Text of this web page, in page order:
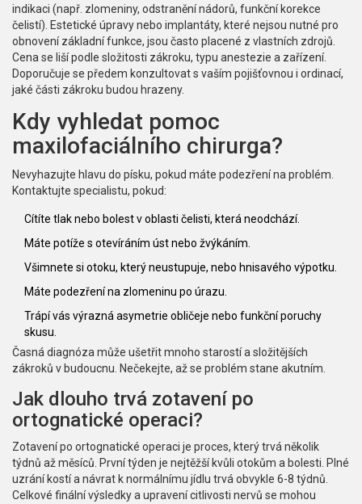
indikaci (např. zlomeniny, odstranění nádorů, funkční korekce
čelistí). Estetické úpravy nebo implantáty, které nejsou nutné pro
obnovení základní funkce, jsou často placené z vlastních zdrojů.
Cena se liší podle složitosti zákroku, typu anestezie a zařízení.
Doporučuje se předem konzultovat s vaším pojišťovnou i ordinací,
jaké části zákroku budou hrazeny.
Kdy vyhledat pomoc
maxilofaciálního chirurga?
Nevyhazujte hlavu do písku, pokud máte podezření na problém.
Kontaktujte specialistu, pokud:
Cítíte tlak nebo bolest v oblasti čelisti, která neodchází.
Máte potíže s otevíráním úst nebo žvýkáním.
Všimnete si otoku, který neustupuje, nebo hnisavého výpotku.
Máte podezření na zlomeninu po úrazu.
Trápí vás výrazná asymetrie obličeje nebo funkční poruchy
skusu.
Časná diagnóza může ušetřit mnoho starostí a složitějších
zákroků v budoucnu. Nečekejte, až se problém stane akutním.
Jak dlouho trvá zotavení po
ortognatické operaci?
Zotavení po ortognatické operaci je proces, který trvá několik
týdnů až měsíců. První týden je nejtěžší kvůli otokům a bolesti. Plné
uzrání kostí a návrat k normálnímu jídlu trvá obvykle 6-8 týdnů.
Celkové finální výsledky a upravení citlivosti nervů se mohou